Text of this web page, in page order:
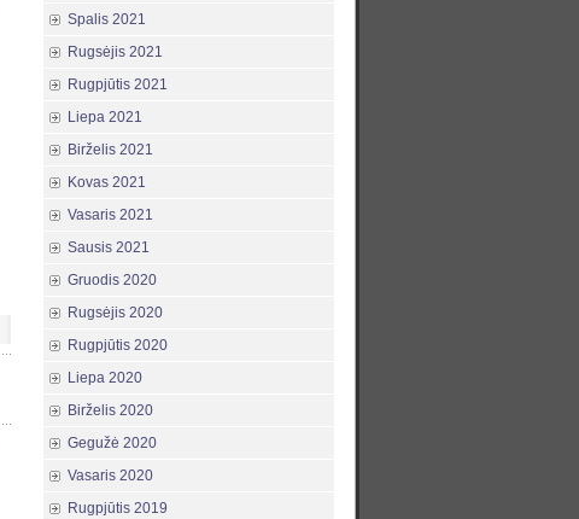
Spalis 2021
Rugsėjis 2021
Rugpjūtis 2021
Liepa 2021
Birželis 2021
Kovas 2021
Vasaris 2021
Sausis 2021
Gruodis 2020
Rugsėjis 2020
Rugpjūtis 2020
Liepa 2020
Birželis 2020
Gegužė 2020
Vasaris 2020
Rugpjūtis 2019